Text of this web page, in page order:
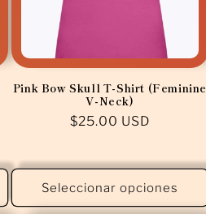
Pink Bow Skull T-Shirt (Feminine
V-Neck)
Precio
$25.00 USD
Seleccionar opciones